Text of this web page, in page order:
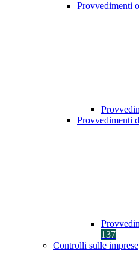
Provvedimenti
Provvedimenti
137
Controlli sulle imprese